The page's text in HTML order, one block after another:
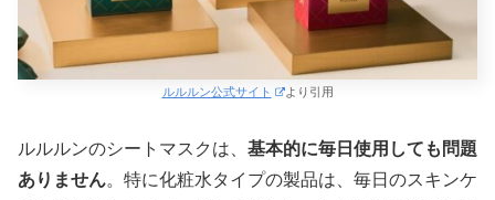
ルルルン公式サイト より引用
ルルルンのシートマスクは、 基本的に毎日使用しても問題
ありません。特に化粧水タイプの製品は、毎日のスキンケ